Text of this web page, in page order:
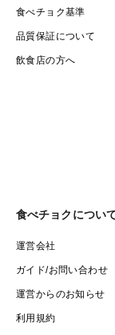
食べチョク基準
品質保証について
飲食店の方へ
食べチョクについ
運営会社
ガイド/お問い合わせ
運営からのお知らせ
利用規約